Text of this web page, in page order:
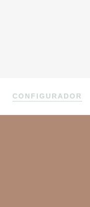
CONFIGURADOR